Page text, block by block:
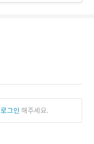
로그인 해주세요.